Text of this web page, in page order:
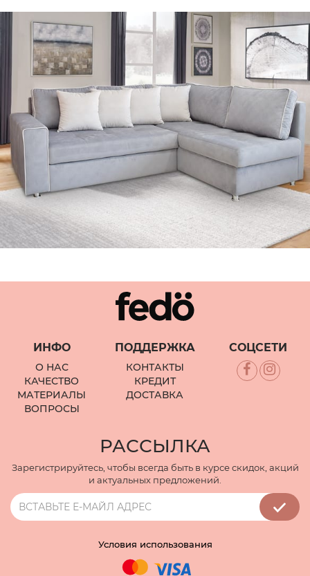
ИНФО
О НАС
КАЧЕСТВО
МАТЕРИАЛЫ
ВОПРОСЫ
ПОДДЕРЖКА
КОНТАКТЫ
КРЕДИТ
ДОСТАВКА
СОЦСЕТИ
РАССЫЛКА
Зарегистрируйтесь, чтобы всегда быть в курсе скидок, акций
и актуальных предложений.
Условия использования